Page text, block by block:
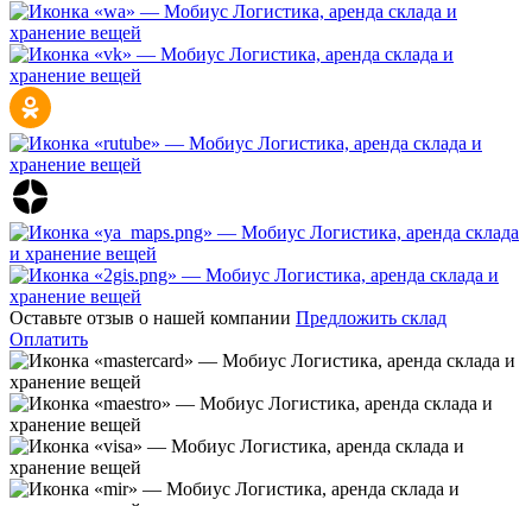
Оставьте отзыв о нашей компании Предложить склад
Оплатить